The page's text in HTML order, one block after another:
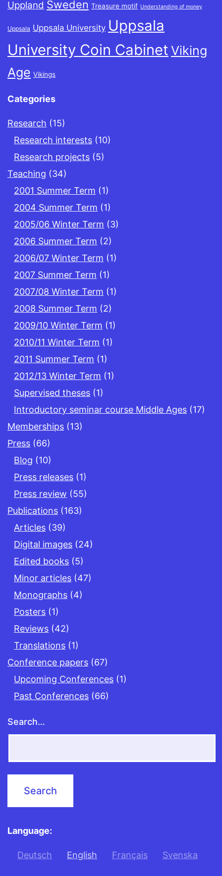
Uppland Sweden Treasure motif Understanding of money
Uppsala Uppsala University Uppsala
University Coin Cabinet Viking
Age Vikings
Categories
Research (15)
Research interests (10)
Research projects (5)
Teaching (34)
2001 Summer Term (1)
2004 Summer Term (1)
2005/06 Winter Term (3)
2006 Summer Term (2)
2006/07 Winter Term (1)
2007 Summer Term (1)
2007/08 Winter Term (1)
2008 Summer Term (2)
2009/10 Winter Term (1)
2010/11 Winter Term (1)
2011 Summer Term (1)
2012/13 Winter Term (1)
Supervised theses (1)
Introductory seminar course Middle Ages (17)
Memberships (13)
Press (66)
Blog (10)
Press releases (1)
Press review (55)
Publications (163)
Articles (39)
Digital images (24)
Edited books (5)
Minor articles (47)
Monographs (4)
Posters (1)
Reviews (42)
Translations (1)
Conference papers (67)
Upcoming Conferences (1)
Past Conferences (66)
Search…
Language:
Deutsch English Français Svenska